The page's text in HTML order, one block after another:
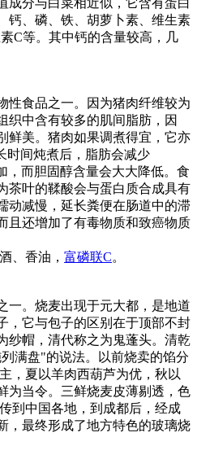
成分与白菜相近似，它含有蛋白
钙、磷、铁、胡萝卜素、维生素
C等。其中钙的含量较高，几
性食品之一。因为猪肉纤维较为
织中含有较多的肌间脂肪，因
鲜美。猪肉如果调煮得宜，它亦
时间炖煮后，脂肪会减少
，而胆固醇含量会大大降低。食
茶叶的鞣酸会与蛋白质合成具有
动减慢，延长粪便在肠道中的滞
且还增加了有毒物质和致癌物质
、香油， 富磷联C。
一。烧麦出现于元大都，是地道
，它与包子的区别在于顶部不封
纱帽，清代称之为鬼蓬头。清乾
满盘"的说法。以前烧卖的馅分
，夏以羊肉西葫芦为优，秋以
为当令。三鲜烧麦皮薄剔透，色
到中国各地，到成都后，经成
，最终形成了地方特色的玻璃烧